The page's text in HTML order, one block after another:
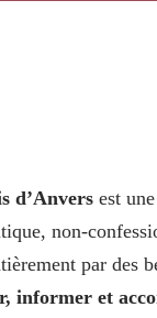
d’Anvers est
non-
par des
informer et